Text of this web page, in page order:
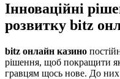
Інноваційні
розвитку bitz
bitz онлайн казино
рішення, щоб покращити
гравцям щось нове. До них